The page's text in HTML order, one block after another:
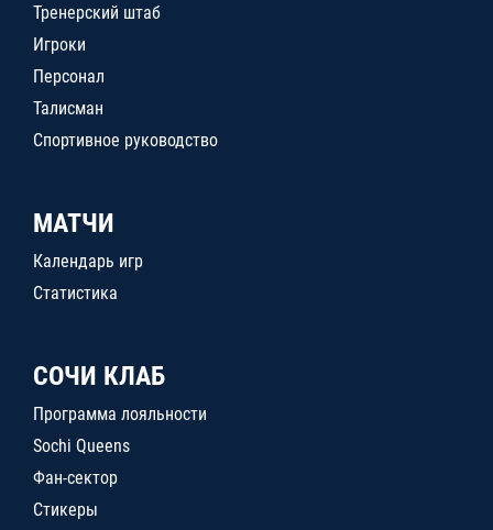
Тренерский штаб
Игроки
Персонал
Талисман
Спортивное руководство
МАТЧИ
Календарь игр
Статистика
СОЧИ КЛАБ
Программа лояльности
Sochi Queens
Фан-сектор
Стикеры